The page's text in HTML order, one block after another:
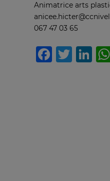
Animatrice arts
067 47 03 65